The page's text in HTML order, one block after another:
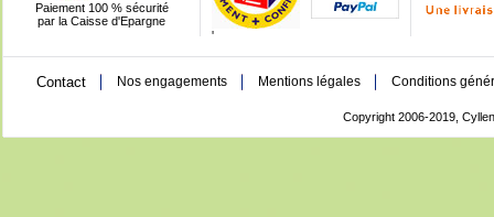
Paiement 100 % sécurité
par la Caisse d'Epargne
'
Contact Nos engagements Mentions légales Conditions
Copyright 2006-2019,